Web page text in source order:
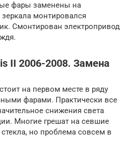
фары заменены на
монтировался
Смонтирован электропривод
II 2006-2008. Замена
на первом месте в ряду
фарами. Практически все
снижения света
Многие грешат на севшие
но проблема совсем в